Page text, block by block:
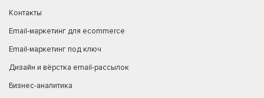
Контакты
Email-маркетинг для ecommerce
Email-маркетинг под ключ
Дизайн и вёрстка email-рассылок
Бизнес-аналитика